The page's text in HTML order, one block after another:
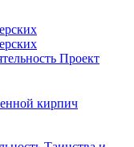
Проект
кирпич